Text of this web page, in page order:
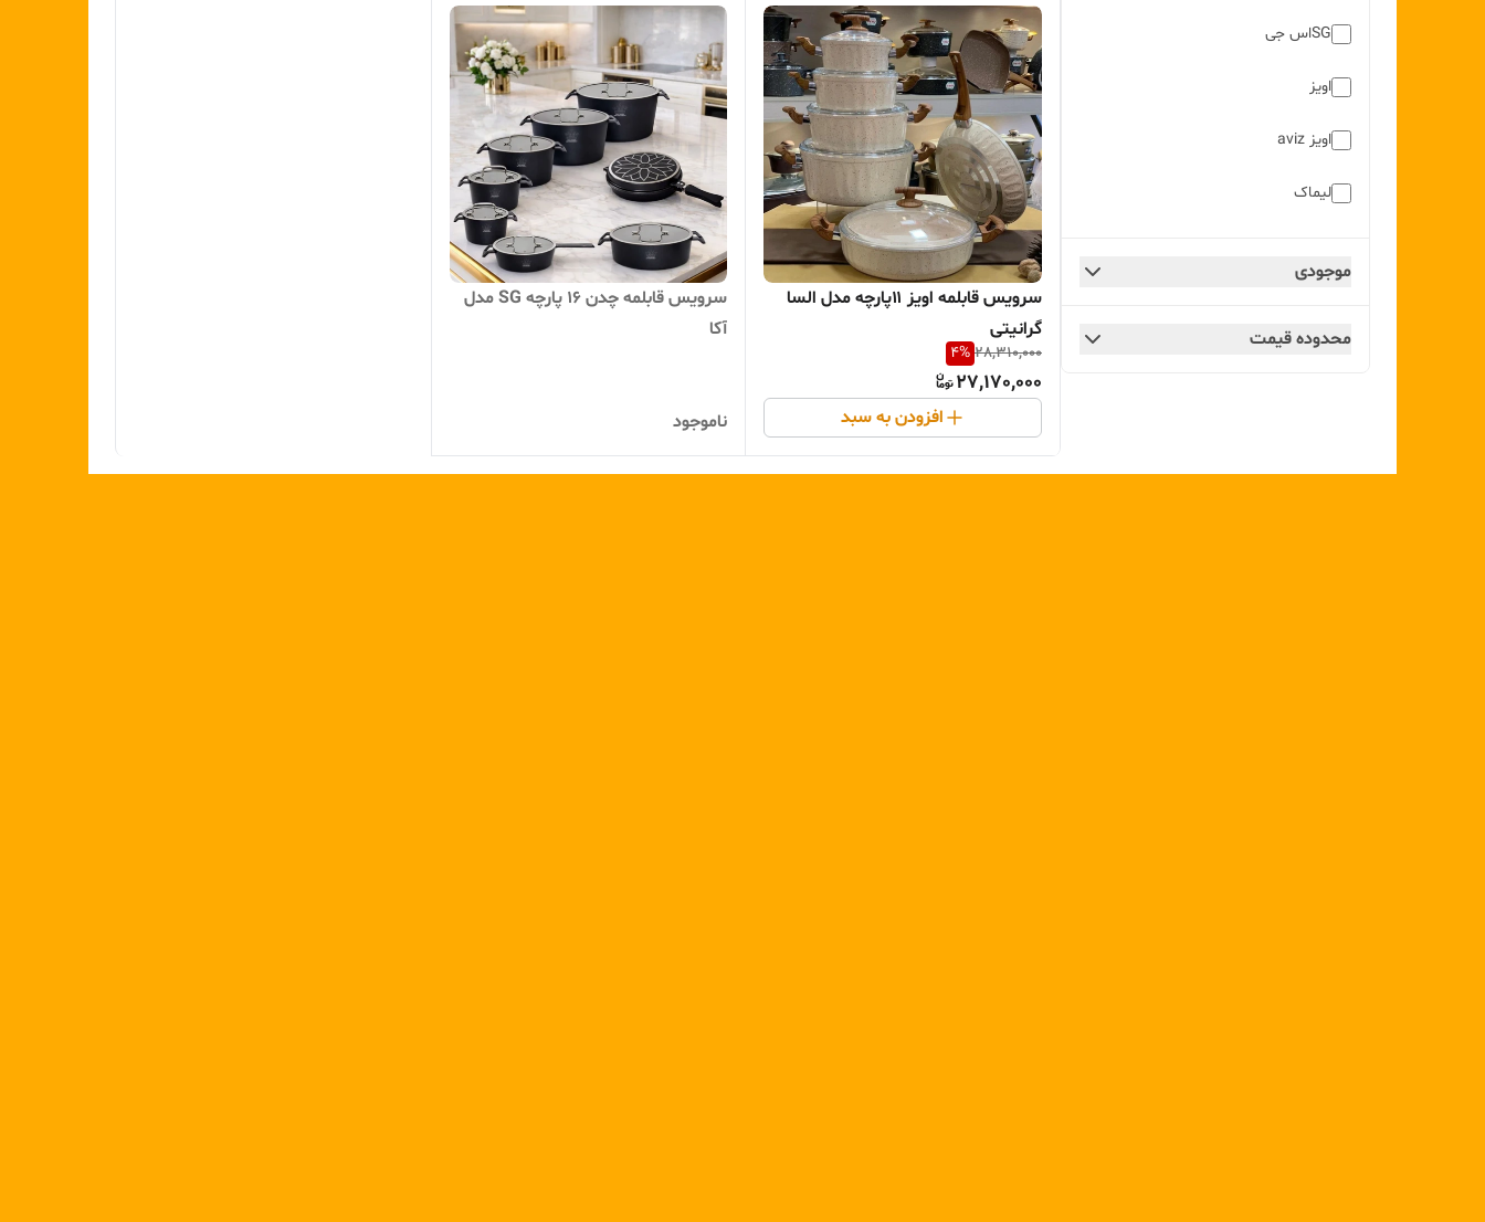
SGاس جی
اویز
اویز aviz
لیماک
موجودی
محدوده قیمت
سرویس قابلمه اویز ۱۱پارچه مدل السا
گرانیتی
28,310,000
4%
27,170,000
افزودن به سبد
سرویس قابلمه چدن ۱۶ پارچه SG مدل
آکا
ناموجود